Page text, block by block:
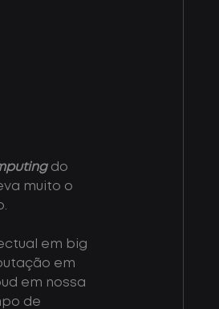
do
muito o
em big
em
em nossa
de